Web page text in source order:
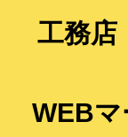
工務店
WEB